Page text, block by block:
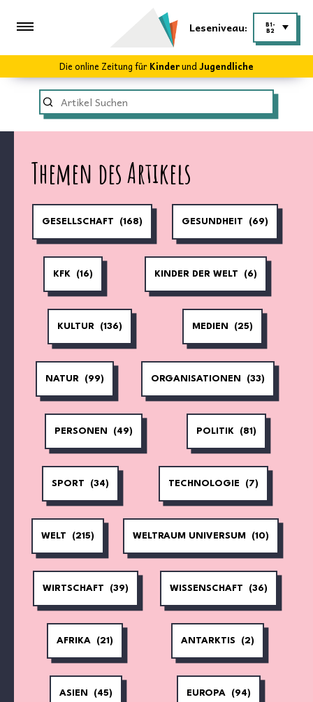
Leseniveau:
B1-
B2
Die online Zeitung fürKinderundJugendliche
Themen des Artikels
GESELLSCHAFT (168) GESUNDHEIT (69)
KFK (16) KINDER DER WELT (6)
KULTUR (136) MEDIEN (25)
NATUR (99) ORGANISATIONEN (33)
PERSONEN (49) POLITIK (81)
SPORT (34) TECHNOLOGIE (7)
WELT (215) WELTRAUM UNIVERSUM (10)
WIRTSCHAFT (39) WISSENSCHAFT (36)
AFRIKA (21) ANTARKTIS (2)
ASIEN (45) EUROPA (94)